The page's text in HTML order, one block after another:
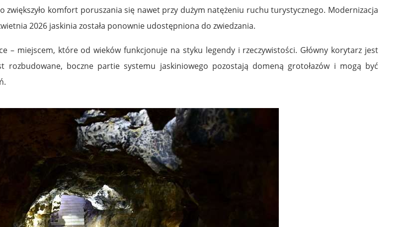
zwiększyło komfort poruszania się nawet przy dużym natężeniu ruchu turystycznego. Modernizacja
2026 jaskinia została ponownie udostępniona do zwiedzania.
– miejscem, które od wieków funkcjonuje na styku legendy i rzeczywistości. Główny korytarz jest
boczne partie systemu jaskiniowego pozostają domeną grotołazów i mogą być